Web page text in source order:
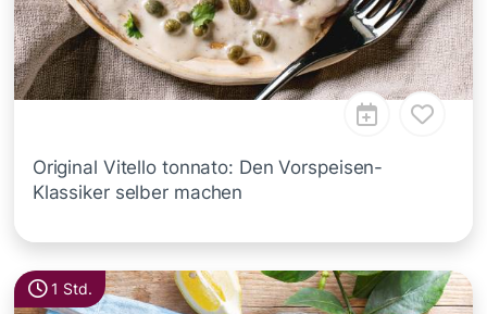
Original Vitello tonnato: Den Vorspeisen-
Klassiker selber machen
1 Std.